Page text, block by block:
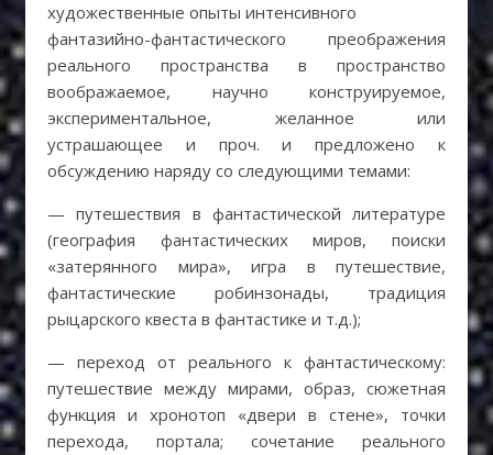
художественные опыты интенсивного
фантазийно-фантастического преображения
реального пространства в пространство
воображаемое, научно конструируемое,
экспериментальное, желанное или
устрашающее и проч. и предложено к
обсуждению наряду со следующими темами:
— путешествия в фантастической литературе
(география фантастических миров, поиски
«затерянного мира», игра в путешествие,
фантастические робинзонады, традиция
рыцарского квеста в фантастике и т.д.);
— переход от реального к фантастическому:
путешествие между мирами, образ, сюжетная
функция и хронотоп «двери в стене», точки
перехода, портала; сочетание реального